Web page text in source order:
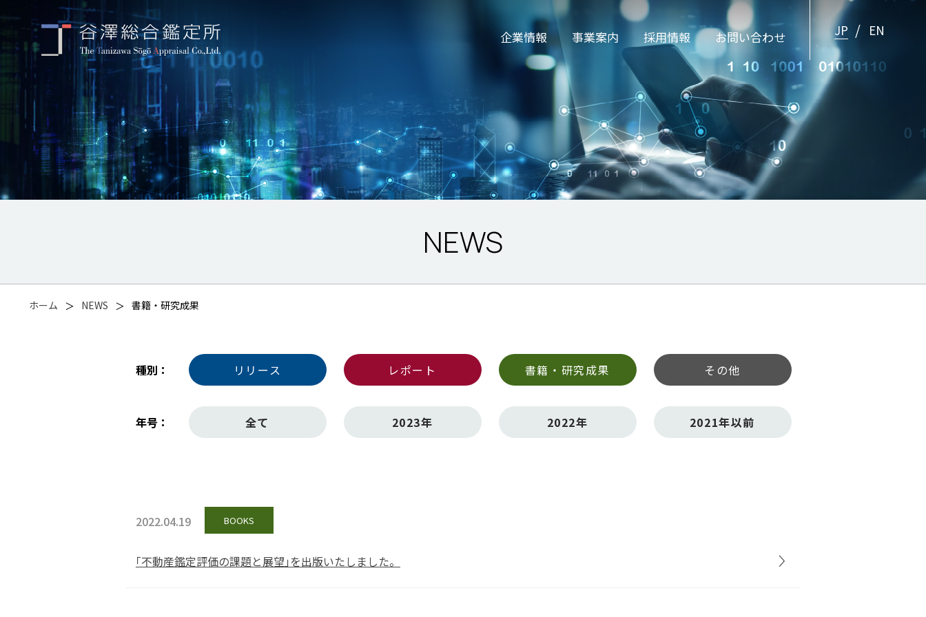
企業情報 事業案内 採用情報 お問い合わせ JP EN
NEWS
ホーム ＞ NEWS ＞ 書籍・研究成果
種別 リリース レポート 書籍・研究成果 その他
年号 全て 2023年 2022年 2021年以前
2022.04.19 BOOKS
｢不動産鑑定評価の課題と展望｣を出版いたしました。